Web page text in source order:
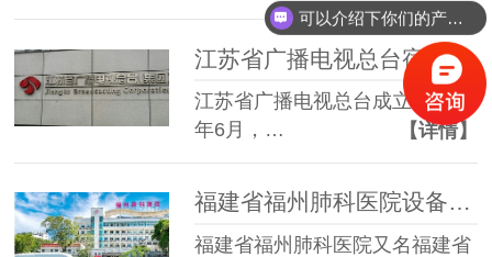
江苏省广播电视总台宿舍用电管理改造项目
江苏省广播电视总台成立于2001
年6月，…
【详情】
福建省福州肺科医院设备用电监测管理项目
福建省福州肺科医院又名福建省
可以介绍下你们的产品么？